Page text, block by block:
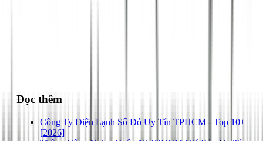
Đọc thêm
Công Ty Điện Lạnh Số Đỏ Uy Tín TPHCM - Top 10+
[2026]